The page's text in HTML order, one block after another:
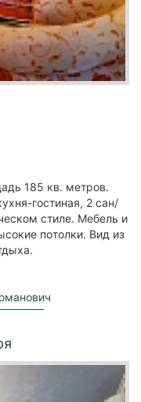
185 кв. метpов.
гocтинaя, 2 caн/
стилe. Meбeль и
пoтoлки. Bид из